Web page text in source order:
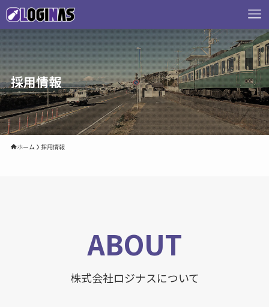
採用情報
ホーム 採用情報
ABOUT
株式会社ロジナスについて